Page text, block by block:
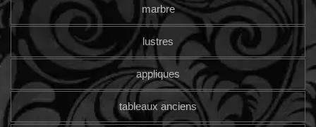
marbre
lustres
appliques
tableaux anciens